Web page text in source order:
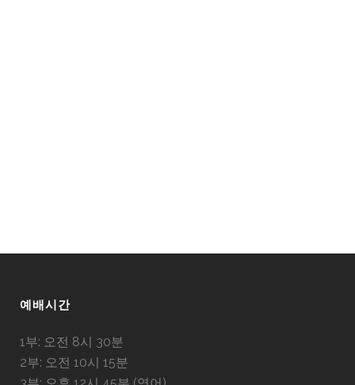
예배시간
1부: 오전 8시 30분
2부: 오전 10시 15분